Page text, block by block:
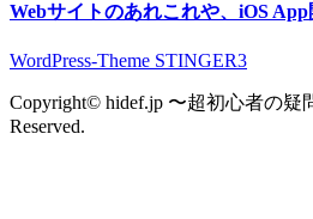
Webサイトのあれこれや、iOS
WordPress-Theme STINGER3
Copyright© hidef.jp 〜超初心者の疑
Reserved.